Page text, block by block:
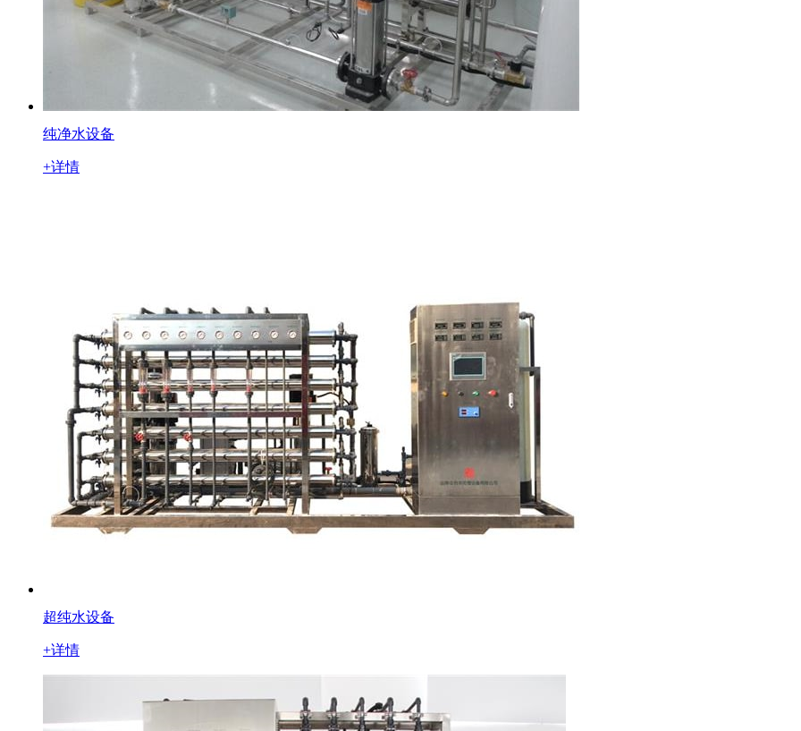
纯净水设备
+详情
超纯水设备
+详情